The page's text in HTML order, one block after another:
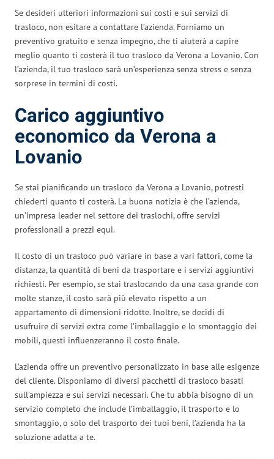
Se desideri ulteriori informazioni sui costi e sui servizi di
trasloco, non esitare a contattare l’azienda. Forniamo un
preventivo gratuito e senza impegno, che ti aiuterà a capire
meglio quanto ti costerà il tuo trasloco da Verona a Lovanio. Con
l’azienda, il tuo trasloco sarà un’esperienza senza stress e senza
sorprese in termini di costi.
Carico aggiuntivo
economico da Verona a
Lovanio
Se stai pianificando un trasloco da Verona a Lovanio, potresti
chiederti quanto ti costerà. La buona notizia è che l’azienda,
un’impresa leader nel settore dei traslochi, offre servizi
professionali a prezzi equi.
Il costo di un trasloco può variare in base a vari fattori, come la
distanza, la quantità di beni da trasportare e i servizi aggiuntivi
richiesti. Per esempio, se stai traslocando da una casa grande con
molte stanze, il costo sarà più elevato rispetto a un
appartamento di dimensioni ridotte. Inoltre, se decidi di
usufruire di servizi extra come l’imballaggio e lo smontaggio dei
mobili, questi influenzeranno il costo finale.
L’azienda offre un preventivo personalizzato in base alle esigenze
del cliente. Disponiamo di diversi pacchetti di trasloco basati
sull’ampiezza e sui servizi necessari. Che tu abbia bisogno di un
servizio completo che include l’imballaggio, il trasporto e lo
smontaggio, o solo del trasporto dei tuoi beni, l’azienda ha la
soluzione adatta a te.